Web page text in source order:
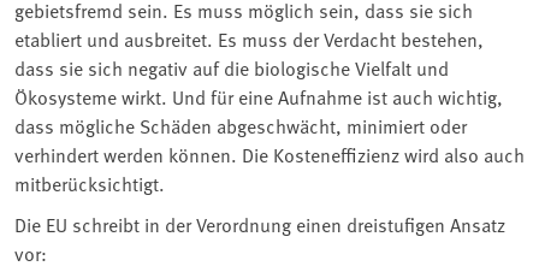
gebietsfremd sein. Es muss möglich sein, dass sie sich
etabliert und ausbreitet. Es muss der Verdacht bestehen,
dass sie sich negativ auf die biologische Vielfalt und
Ökosysteme wirkt. Und für eine Aufnahme ist auch wichtig,
dass mögliche Schäden abgeschwächt, minimiert oder
verhindert werden können. Die Kosteneffizienz wird also auch
mitberücksichtigt.
Die EU schreibt in der Verordnung einen dreistufigen Ansatz
vor: